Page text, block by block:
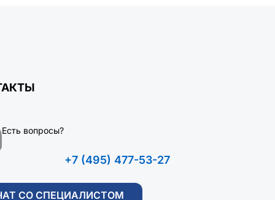
Есть вопросы?
+7 (495) 477-53-27
СО СПЕЦИАЛИСТОМ